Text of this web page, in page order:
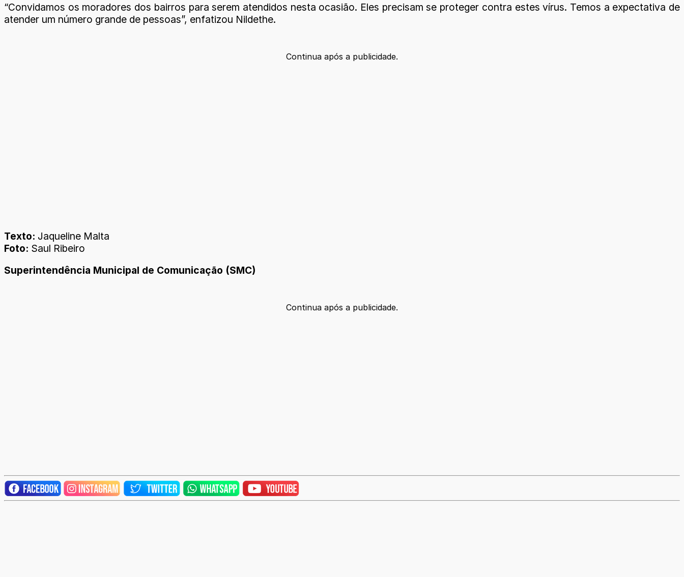
“Convidamos os moradores dos bairros para serem atendidos nesta ocasião. Eles precisam se proteger contra estes vírus. Temos a expectativa de
atender um número grande de pessoas”, enfatizou Nildethe.
Continua após a publicidade.
Texto: Jaqueline Malta
Foto: Saul Ribeiro
Superintendência Municipal de Comunicação (SMC)
Continua após a publicidade.